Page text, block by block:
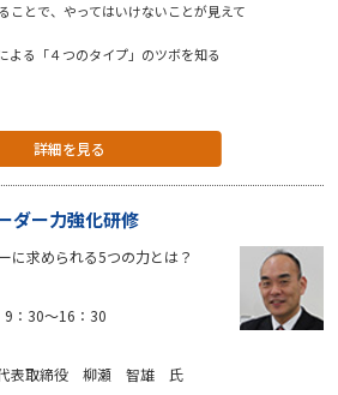
ことで、やってはいけないことが見えて
よる「４つのタイプ」のツボを知る
詳細を見る
ダー力強化研修
に求められる5つの力とは？
：30～16：30
表取締役 柳瀬 智雄 氏